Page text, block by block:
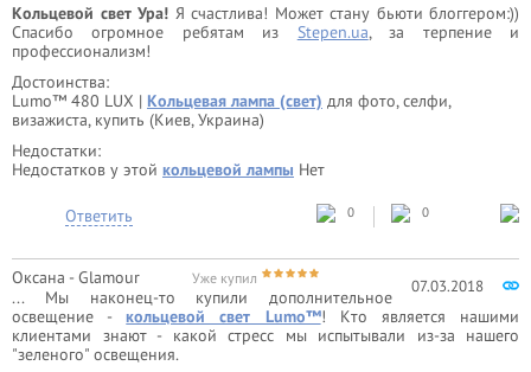
Кольцевой свет Ура! Я счастлива! Может стану бьюти блоггером:))
Спасибо огромное ребятам из Stepen.ua, за терпение и
профессионализм!
Достоинства:
Lumo™ 480 LUX | Кольцевая лампа (свет) для фото, селфи,
визажиста, купить (Киев, Украина)
Недостатки:
Недостатков у этой кольцевой лампы Нет
Ответить 0 0
07.03.2018
Оксана - Glamour Уже купил
... Мы наконец-то купили дополнительное
освещение -кольцевой свет Lumo™! Кто является нашими
клиентами знают - какой стресс мы испытывали из-за нашего
"зеленого" освещения.